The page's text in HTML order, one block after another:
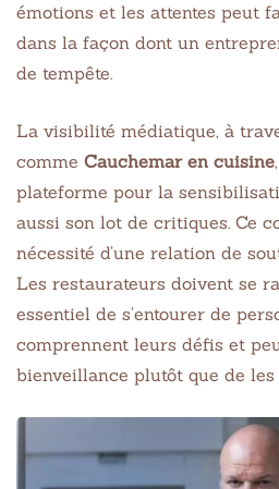
émotions et les attentes peut
dans la façon dont un
de tempête.
La visibilité médiatique, à
comme Cauchemar en cuisine
plateforme pour la
aussi son lot de critiques. Ce
nécessité d’une relation de
Les restaurateurs doivent se
essentiel de s’entourer de
comprennent leurs défis et
bienveillance plutôt que de